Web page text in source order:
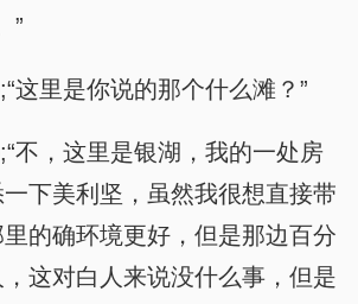
”
这里是你说的那个什么滩？”
不，这里是银湖，我的一处房
下美利坚，虽然我很想直接带
的确环境更好，但是那边百分
这对白人来说没什么事，但是